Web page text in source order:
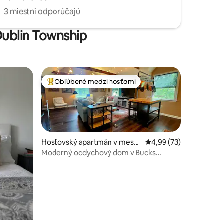
3 miestni odporúčajú
Township
84
Najobľúbenejšie medzi hosťami
Obľúbené medzi hosťami
Hosťovský apartmán v meste
Furlong
Priemerné
4,99 (73)
Moderný oddychový dom v Bucks